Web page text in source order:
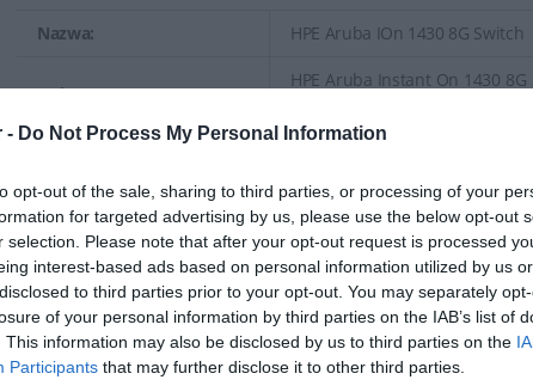
- Do Not Process My Personal Information
opt-out of the sale, sharing to third parties, or processing of your
for targeted advertising by us, please use the below opt-out
selection. Please note that after your opt-out request is processed
interest-based ads based on personal information utilized by us
to third parties prior to your opt-out. You may separately
of your personal information by third parties on the IAB’s list of
This information may also be disclosed by us to third parties on the
Participants that may further disclose it to other third parties.
wydajność są kluczowe dla zapewnienia sprawnej pracy sieci oraz
Nazwa: HPE Aruba IOn 1430 8G Switch
Opis:
HPE Aruba Instant On 1430
x 10/100/1000 - stacjonarny,
Gwarancja producenta: 60 miesięcy w serwisie
Ogólne
Rodzaj urządzenia: Przełącznik - 8 porty -
Rodzaj obudowy: Stacjonarny, montowany na